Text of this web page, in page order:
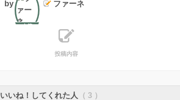
by
文筆
ファーネ
投稿内容
いいね！してくれた人 （ 3 ）